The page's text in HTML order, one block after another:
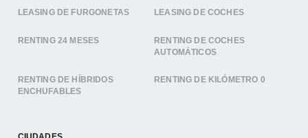
LEASING DE FURGONETAS LEASING DE COCHES
RENTING 24 MESES
RENTING DE COCHES
AUTOMÁTICOS
RENTING DE HÍBRIDOS
ENCHUFABLES
RENTING DE KILÓMETRO 0